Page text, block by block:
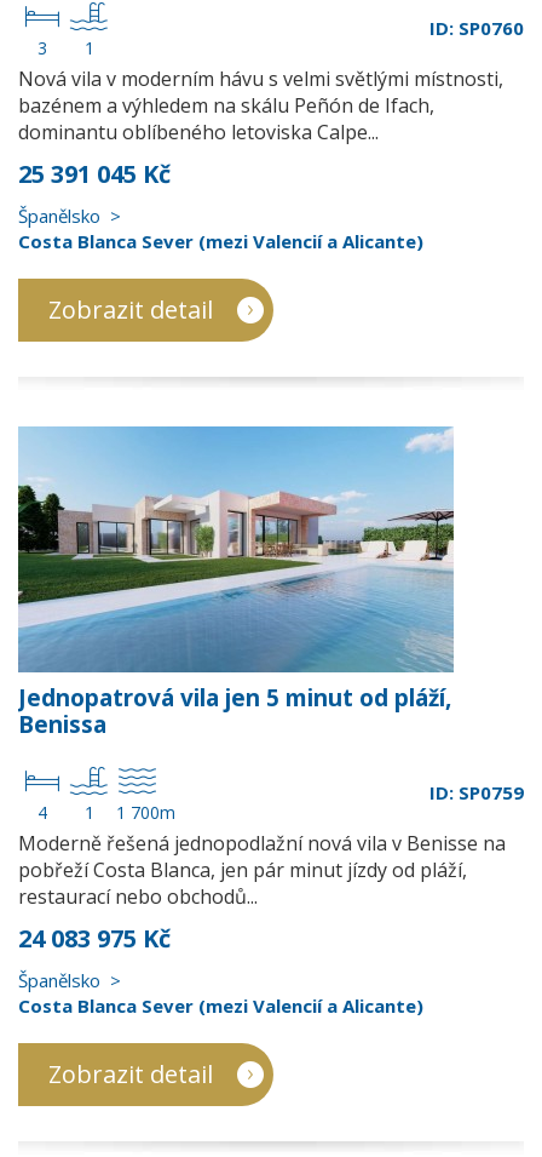
3 1
ID: SP0760
Nová vila v moderním hávu s velmi světlými místnosti,
bazénem a výhledem na skálu Peñón de Ifach,
dominantu oblíbeného letoviska Calpe...
25 391 045 Kč
Španělsko
Costa Blanca Sever (mezi Valencií a Alicante)
Zobrazit detail
Jednopatrová vila jen 5 minut od pláží,
Benissa
4 1 1 700m
ID: SP0759
Moderně řešená jednopodlažní nová vila v Benisse na
pobřeží Costa Blanca, jen pár minut jízdy od pláží,
restaurací nebo obchodů...
24 083 975 Kč
Španělsko
Costa Blanca Sever (mezi Valencií a Alicante)
Zobrazit detail